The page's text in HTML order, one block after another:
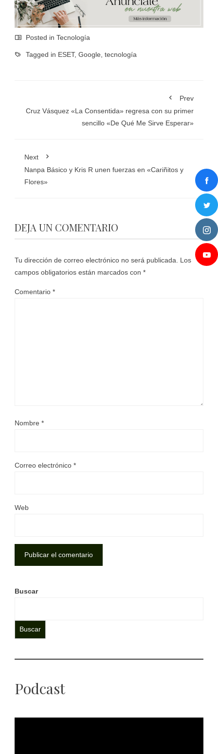
Posted in Tecnología
Tagged in ESET, Google tecnología
Prev
Cruz Vásquez «La Consentida» regresa con su primer
sencillo «De Qué Me Sirve Esperar»
Next
Nanpa Básico y Kris R unen fuerzas en «Cariñitos y
Flores»
DEJA UN COMENTARIO
Tu dirección de correo electrónico no será publicada.
Los
campos obligatorios están marcados con *
Comentario *
Nombre *
Correo electrónico *
Web
Buscar
Buscar
Podcast